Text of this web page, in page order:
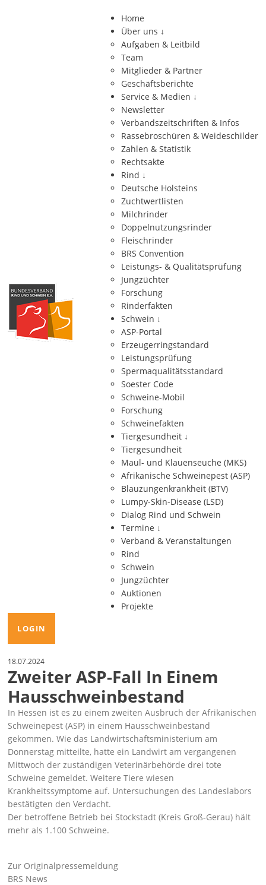
Home
Über uns ↓
Aufgaben & Leitbild
Team
Mitglieder & Partner
Geschäftsberichte
Service & Medien ↓
Newsletter
Verbandszeitschriften & Infos
Rassebroschüren & Weideschilder
Zahlen & Statistik
Rechtsakte
Rind ↓
Deutsche Holsteins
Zuchtwertlisten
Milchrinder
Doppelnutzungsrinder
Fleischrinder
BRS Convention
Leistungs- & Qualitätsprüfung
Jungzüchter
Forschung
Rinderfakten
Schwein ↓
ASP-Portal
Erzeugerringstandard
Leistungsprüfung
Spermaqualitätsstandard
Soester Code
Schweine-Mobil
Forschung
Schweinefakten
Tiergesundheit ↓
Tiergesundheit
Maul- und Klauenseuche (MKS)
Afrikanische Schweinepest (ASP)
Blauzungenkrankheit (BTV)
Lumpy-Skin-Disease (LSD)
Dialog Rind und Schwein
Termine ↓
Verband & Veranstaltungen
Rind
Schwein
Jungzüchter
Auktionen
Projekte
LOGIN
18.07.2024
Zweiter ASP-Fall In Einem
Hausschweinbestand
In Hessen ist es zu einem zweiten Ausbruch der Afrikanischen
Schweinepest (ASP) in einem Hausschweinbestand
gekommen. Wie das Landwirtschaftsministerium am
Donnerstag mitteilte, hatte ein Landwirt am vergangenen
Mittwoch der zuständigen Veterinärbehörde drei tote
Schweine gemeldet. Weitere Tiere wiesen
Krankheitssymptome auf. Untersuchungen des Landeslabors
bestätigten den Verdacht.
Der betroffene Betrieb bei Stockstadt (Kreis Groß-Gerau) hält
mehr als 1.100 Schweine.
Zur Originalpressemeldung
BRS News